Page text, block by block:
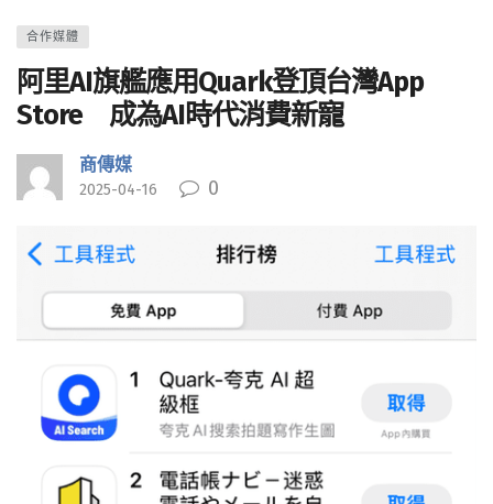
合作媒體
阿里AI旗艦應用Quark登頂台灣App
Store 成為AI時代消費新寵
商傳媒
2025-04-16 0